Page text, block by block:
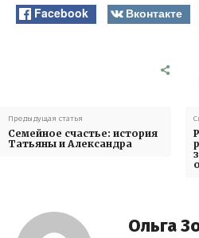
Facebook Вконтакте
Предыдущая статья
Семейное счастье: история
Татьяны и Александра
Ольга